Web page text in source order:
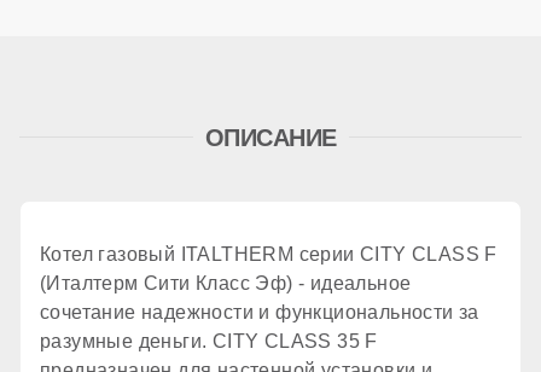
принудительное
2 шт.
ОПИСАНИЕ
Котел газовый ITALTHERM серии CITY CLASS F
(Италтерм Сити Класс Эф) - идеальное
сочетание надежности и функциональности за
разумные деньги. CITY CLASS 35 F